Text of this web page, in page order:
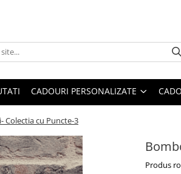
CADOURI PERSONALIZATE
cu Puncte-3
Produs